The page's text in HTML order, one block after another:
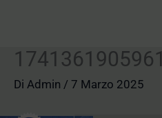
1741361905961
Di Admin / 7 Marzo 2025